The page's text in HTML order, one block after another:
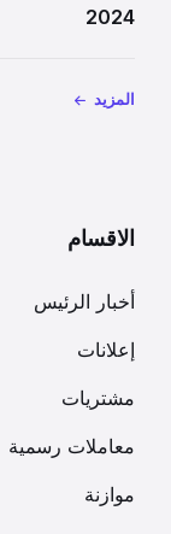
2024
المزيد
الاقسام
أخبار الرئيس
إعلانات
مشتريات
معاملات رسمية
موازنة